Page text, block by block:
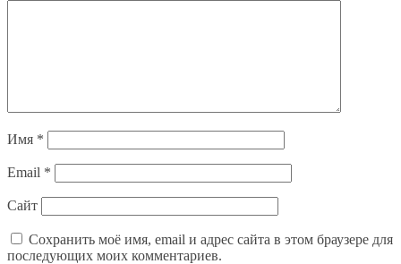
Имя *
Email *
Сайт
Сохранить моё имя, email и адрес сайта в этом браузере для
последующих моих комментариев.